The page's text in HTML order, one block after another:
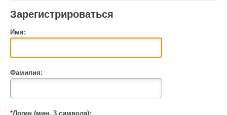
Зарегистрироваться
Имя:
Фамилия:
*Логин (мин. 3 символа):